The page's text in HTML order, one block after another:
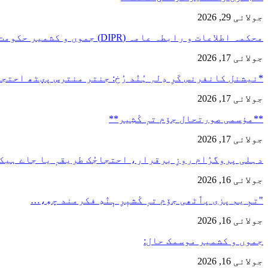
جولائی 29, 2026
محکمہ اطلاعات و رابطہ عامہ (DIPR) جموں و کشمیر حکومت طرفہ…
جولائی 17, 2026
*نیشنل کانفرنس کَرِ دِلہِ ہُنٛد رُخ: جنتر منترس پؠٹھ
جولائی 17, 2026
**مؤسمی صورتحال جۆم تہٕ کٔشِیر**
جولائی 17, 2026
دہلی پروگرٛام روزِ برقرار، احتجاجُک طریقہٕ یا جاے
جولائی 16, 2026
"تمِ یم پزی پٲٹھی جۆم تہٕ کٔشیٖرِ ہٕنٛدِ فکرمند چھِ،…
جولائی 16, 2026
جموں و کشمیر موسمک حال:
جولائی 16, 2026